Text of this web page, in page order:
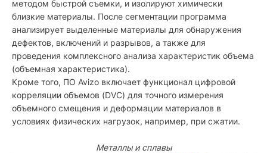
методом быстрой съемки, и изолируют химически
близкие материалы. После сегментации программа
анализирует выделенные материалы для обнаружения
дефектов, включений и разрывов, а также для
проведения комплексного анализа характеристик объема
(объемная характеристика).
Кроме того, ПО Avizo включает функционал цифровой
корреляции объемов (DVC) для точного измерения
объемного смещения и деформации материалов в
условиях физических нагрузок, например, при сжатии.
Металлы и сплавы